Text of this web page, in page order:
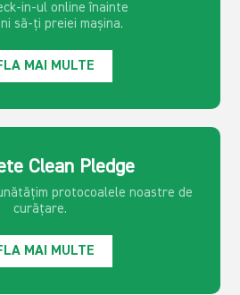
in-ul online înainte
să-ți preiei mașina.
MAI MULTE
Clean Pledge
protocoalele noastre de
curățare.
MAI MULTE